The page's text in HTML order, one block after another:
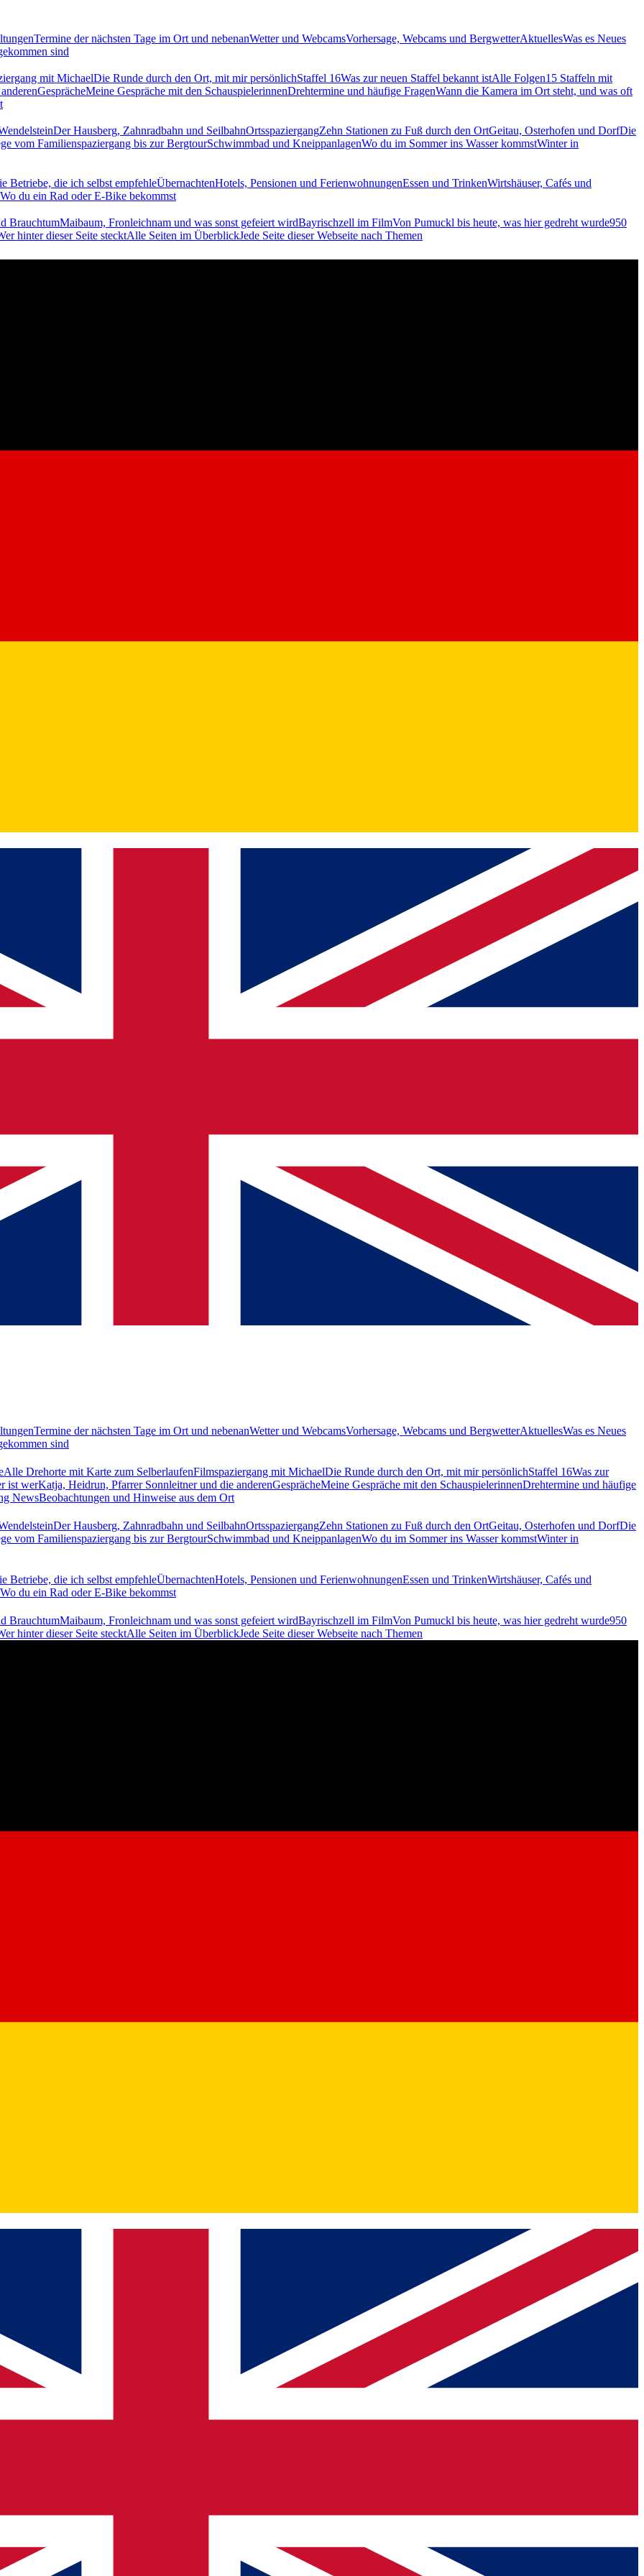
Termine der nächsten Tage im Ort und nebenanWetter und WebcamsVorhersage, Webcams und BergwetterAktuellesWas es Neues
sind
mit MichaelDie Runde durch den Ort, mit mir persönlichStaffel 16Was zur neuen Staffel bekannt istAlle Folgen15 Staffeln mit
GesprächeMeine Gespräche mit den SchauspielerinnenDrehtermine und häufige FragenWann die Kamera im Ort steht, und was oft
Der Hausberg, Zahnradbahn und SeilbahnOrtsspaziergangZehn Stationen zu Fuß durch den OrtGeitau, Osterhofen und DorfDie
vom Familienspaziergang bis zur BergtourSchwimmbad und KneippanlagenWo du im Sommer ins Wasser kommstWinter in
Betriebe, die ich selbst empfehleÜbernachtenHotels, Pensionen und FerienwohnungenEssen und TrinkenWirtshäuser, Cafés und
Wo du ein Rad oder E-Bike bekommst
BrauchtumMaibaum, Fronleichnam und was sonst gefeiert wirdBayrischzell im FilmVon Pumuckl bis heute, was hier gedreht wurde950
hinter dieser Seite stecktAlle Seiten im ÜberblickJede Seite dieser Webseite nach Themen
Termine der nächsten Tage im Ort und nebenanWetter und WebcamsVorhersage, Webcams und BergwetterAktuellesWas es Neues
sind
Alle Drehorte mit Karte zum SelberlaufenFilmspaziergang mit MichaelDie Runde durch den Ort, mit mir persönlichStaffel 16Was zur
ist werKatja, Heidrun, Pfarrer Sonnleitner und die anderenGesprächeMeine Gespräche mit den SchauspielerinnenDrehtermine und häufige
NewsBeobachtungen und Hinweise aus dem Ort
Der Hausberg, Zahnradbahn und SeilbahnOrtsspaziergangZehn Stationen zu Fuß durch den OrtGeitau, Osterhofen und DorfDie
vom Familienspaziergang bis zur BergtourSchwimmbad und KneippanlagenWo du im Sommer ins Wasser kommstWinter in
Betriebe, die ich selbst empfehleÜbernachtenHotels, Pensionen und FerienwohnungenEssen und TrinkenWirtshäuser, Cafés und
Wo du ein Rad oder E-Bike bekommst
BrauchtumMaibaum, Fronleichnam und was sonst gefeiert wirdBayrischzell im FilmVon Pumuckl bis heute, was hier gedreht wurde950
hinter dieser Seite stecktAlle Seiten im ÜberblickJede Seite dieser Webseite nach Themen